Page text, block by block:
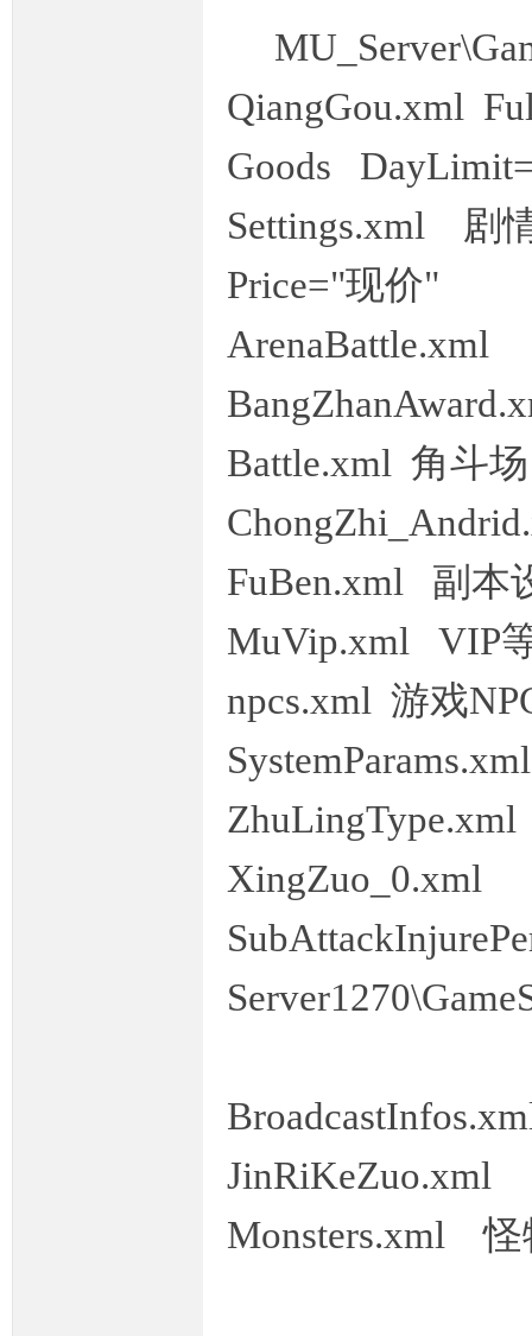
QiangGou.xml
Goods
Settings.xml 剧
Price="现价"
ArenaBattle.xml
Battle.xml 角斗
FuBen.xml 副本
npcs.xml 游戏
Monsters.xml 怪